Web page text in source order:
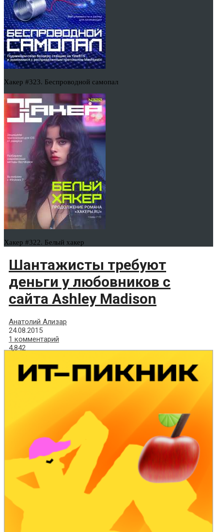
Хакер #323. Беспроводной самопал
Хакер #322. Белый хакер
Шантажисты требуют
деньги у любовников с
сайта Ashley Madison
Анатолий Ализар
24.08.2015
1 комментарий
4,842